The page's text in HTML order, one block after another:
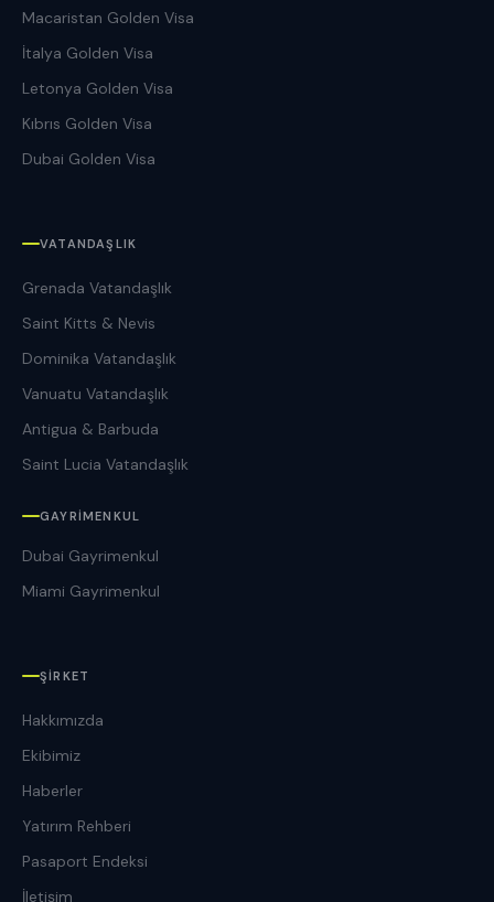
Macaristan Golden Visa
İtalya Golden Visa
Letonya Golden Visa
Kıbrıs Golden Visa
Dubai Golden Visa
VATANDAŞLIK
Grenada Vatandaşlık
Saint Kitts & Nevis
Dominika Vatandaşlık
Vanuatu Vatandaşlık
Antigua & Barbuda
Saint Lucia Vatandaşlık
GAYRIMENKUL
Dubai Gayrimenkul
Miami Gayrimenkul
ŞIRKET
Hakkımızda
Ekibimiz
Haberler
Yatırım Rehberi
Pasaport Endeksi
İletişim